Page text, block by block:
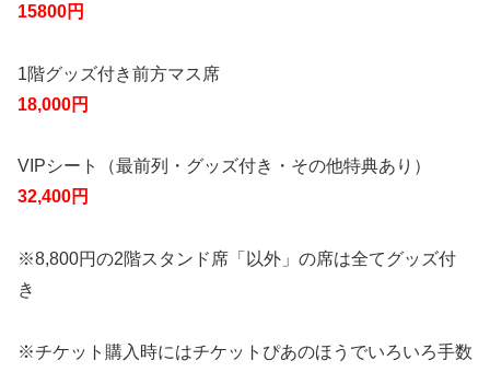
15800円
1階グッズ付き前方マス席
18,000円
VIPシート（最前列・グッズ付き・その他特典あり）
32,400円
※8,800円の2階スタンド席「以外」の席は全てグッズ付
き
※チケット購入時にはチケットぴあのほうでいろいろ手数